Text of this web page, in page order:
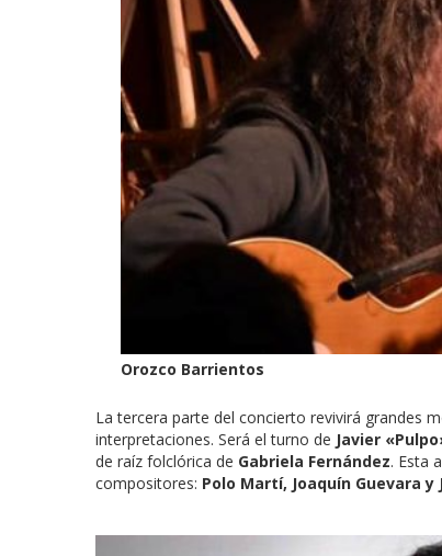
Orozco Barrientos
La tercera parte del concierto revivirá grandes
interpretaciones. Será el turno de Javier
de raíz folclórica de Gabriela Fernández. Esta
compositores: Polo Martí, Joaquín Guevara y